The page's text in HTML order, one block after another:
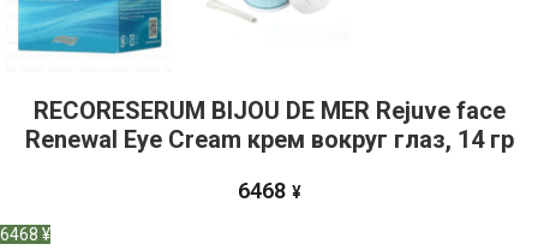
RECORESERUM BIJOU DE MER Rejuve face
Renewal Eye Cream крем вокруг глаз, 14 гр
6468 ¥
6468 ¥